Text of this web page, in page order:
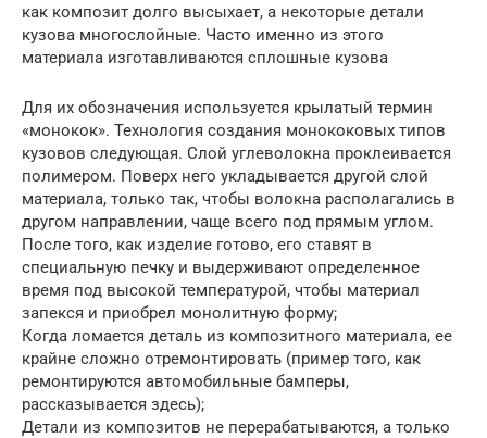
как композит долго высыхает, а некоторые детали
кузова многослойные. Часто именно из этого
материала изготавливаются сплошные кузова
Для их обозначения используется крылатый термин
«монокок». Технология создания монококовых типов
кузовов следующая. Слой углеволокна проклеивается
полимером. Поверх него укладывается другой слой
материала, только так, чтобы волокна располагались в
другом направлении, чаще всего под прямым углом.
После того, как изделие готово, его ставят в
специальную печку и выдерживают определенное
время под высокой температурой, чтобы материал
запекся и приобрел монолитную форму;
Когда ломается деталь из композитного материала, ее
крайне сложно отремонтировать (пример того, как
ремонтируются автомобильные бамперы,
рассказывается здесь);
Детали из композитов не перерабатываются, а только